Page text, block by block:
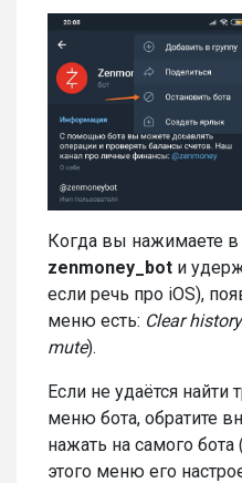
Когда вы нажимаете в
zenmoney_bot и
если речь про iOS),
меню есть: Clear history
mute).
Если не удаётся найти
меню бота, обратите
нажать на самого
этого меню его